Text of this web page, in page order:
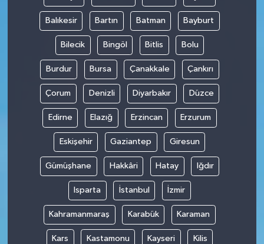
Balıkesir Bartın Batman Bayburt
Bilecik Bingöl Bitlis Bolu
Burdur Bursa Çanakkale Çankırı
Çorum Denizli Diyarbakır Düzce
Edirne Elazığ Erzincan Erzurum
Eskişehir Gaziantep Giresun
Gümüşhane Hakkâri Hatay Iğdır
Isparta İstanbul İzmir
Kahramanmaraş Karabük Karaman
Kars Kastamonu Kayseri Kilis